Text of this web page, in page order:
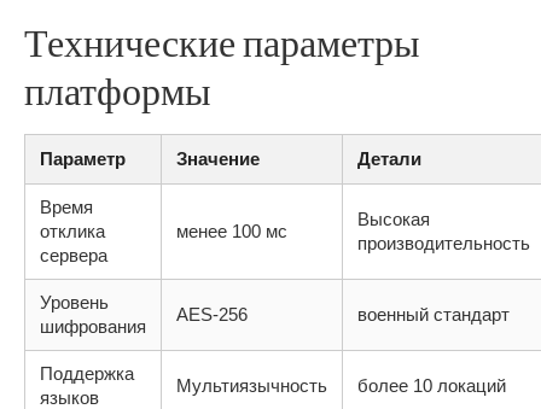
Технические параметры
платформы
Параметр Значение Детали
Время
отклика
сервера
менее 100 мс
Высокая
производительность
Уровень
шифрования
AES-256 военный стандарт
Поддержка
языков
Мультиязычность более 10 локаций